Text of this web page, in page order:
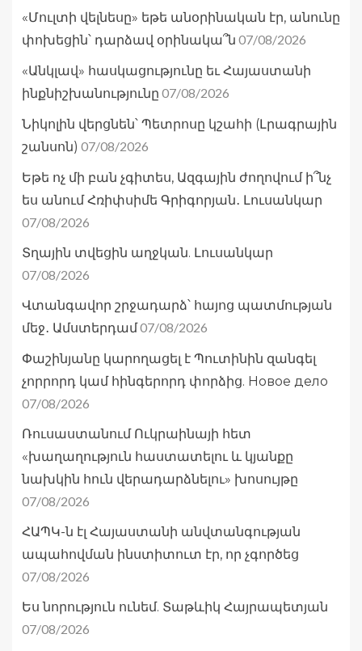
«Մուլտի վելնեսը» եթե անօրինական էր, անունը
փոխեցին՝ դարձավ օրինակա՞ն 07/08/2026
«Անկլավ» հասկացությունը եւ Հայաստանի
ինքնիշխանությունը 07/08/2026
Նիկոլին վերցնեն՝ Պետրոսը կշահի (Լրագրային
շանսոն) 07/08/2026
Եթե ոչ մի բան չգիտես, Ազգային ժողովում ի՞նչ
ես անում Հռիփսիմե Գրիգորյան․ Լուսանկար
07/08/2026
Տղային տվեցին աղջկան. Լուսանկար
07/08/2026
Վտանգավոր շրջադարձ՝ հայոց պատմության
մեջ․ Ամստերդամ07/08/2026
Փաշինյանը կարողացել է Պուտինին զանգել
չորրորդ կամ հինգերորդ փորձից. Новое дело
07/08/2026
Ռուսաստանում Ուկրաինայի հետ
«խաղաղություն հաստատելու և կյանքը
նախկին հուն վերադարձնելու» խոսույթը
07/08/2026
ՀԱՊԿ-ն էլ Հայաստանի անվտանգության
ապահովման ինստիտուտ էր, որ չգործեց
07/08/2026
Ես նորություն ունեմ. Տաթևիկ Հայրապետյան
07/08/2026